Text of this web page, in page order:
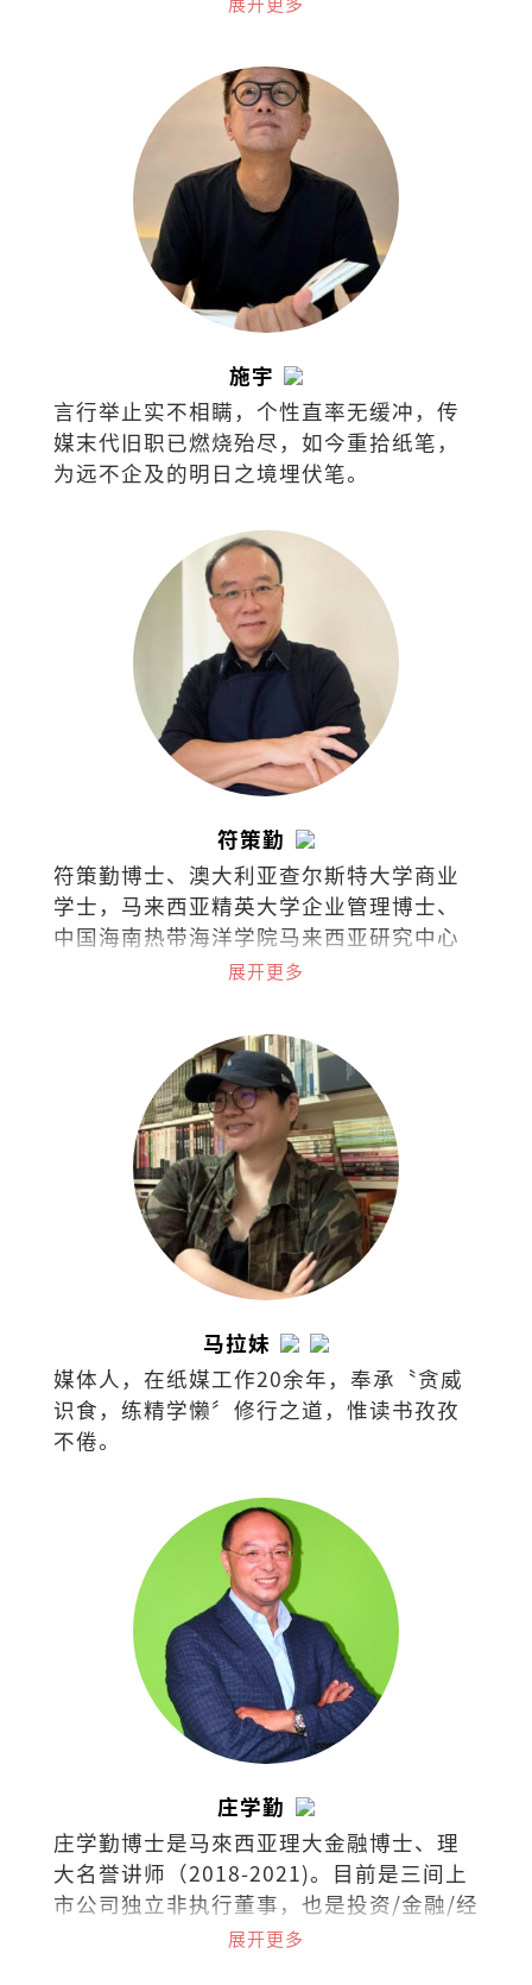
施宇
言行举止实不相瞒，个性直率无缓冲，传
媒末代旧职已燃烧殆尽，如今重拾纸笔，
为远不企及的明日之境埋伏笔。
符策勤
符策勤博士、澳大利亚查尔斯特大学商业
学士，马来西亚精英大学企业管理博士、
中国海南热带海洋学院马来西亚研究中心
学术委员会委员。展开更多
马拉妹
媒体人，在纸媒工作20余年，奉承〝贪威
识食，练精学懒〞修行之道，惟读书孜孜
不倦。
庄学勤
庄学勤博士是马來西亚理大金融博士、理
大名誉讲师（2018-2021)。目前是三间上
市公司独立非执行董事，也是投资/金融/经
济领域的培训讲师。展开更多